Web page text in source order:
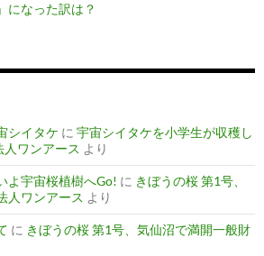
になった訳は？
シイタケ に 宇宙シイタケを小学生が収穫し
人ワンアース より
よ宇宙桜植樹へGo! に きぼうの桜 第1号、
人ワンアース より
に きぼうの桜 第1号、気仙沼で満開一般財